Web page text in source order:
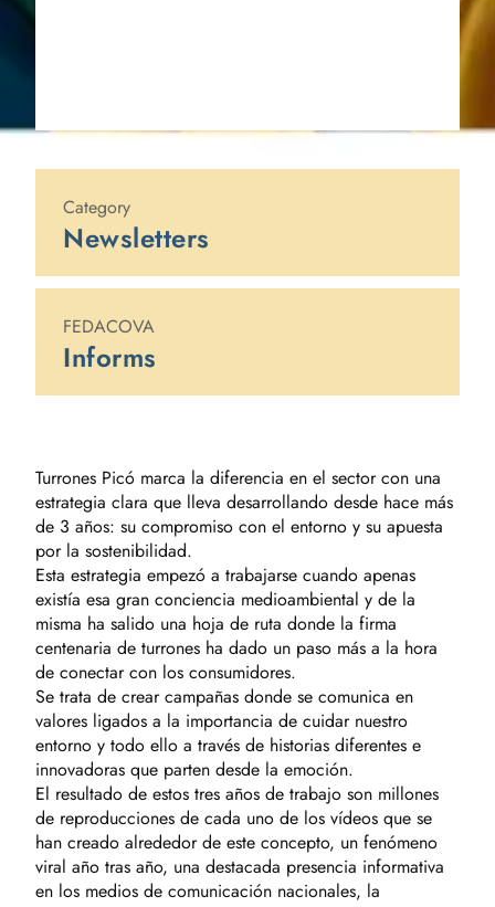
Category
Newsletters
FEDACOVA
Informs
Turrones Picó marca la diferencia en el sector con una
estrategia clara que lleva desarrollando desde hace más
de 3 años: su compromiso con el entorno y su apuesta
por la sostenibilidad.
Esta estrategia empezó a trabajarse cuando apenas
existía esa gran conciencia medioambiental y de la
misma ha salido una hoja de ruta donde la firma
centenaria de turrones ha dado un paso más a la hora
de conectar con los consumidores.
Se trata de crear campañas donde se comunica en
valores ligados a la importancia de cuidar nuestro
entorno y todo ello a través de historias diferentes e
innovadoras que parten desde la emoción.
El resultado de estos tres años de trabajo son millones
de reproducciones de cada uno de los vídeos que se
han creado alrededor de este concepto, un fenómeno
viral año tras año, una destacada presencia informativa
en los medios de comunicación nacionales, la